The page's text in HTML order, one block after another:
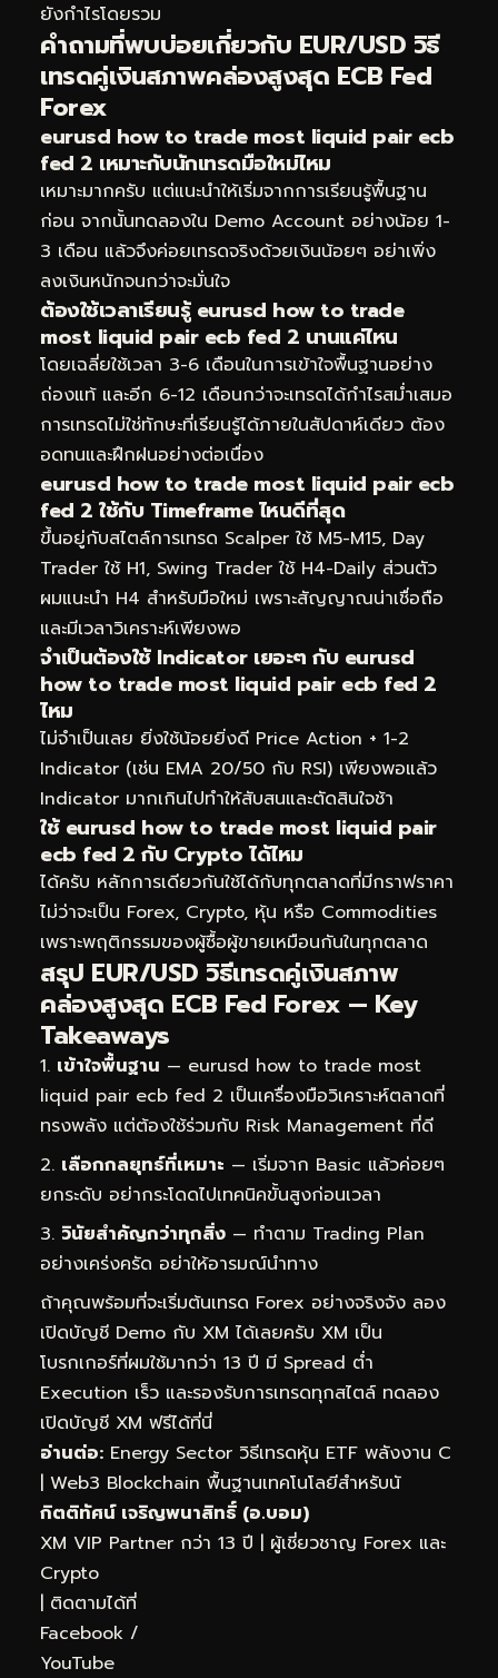
ยังกำไรโดยรวม
คำถามที่พบบ่อยเกี่ยวกับ EUR/USD วิธี
เทรดคู่เงินสภาพคล่องสูงสุด ECB Fed
Forex
eurusd how to trade most liquid pair ecb
fed 2 เหมาะกับนักเทรดมือใหม่ไหม
เหมาะมากครับ แต่แนะนำให้เริ่มจากการเรียนรู้พื้นฐาน
ก่อน จากนั้นทดลองใน Demo Account อย่างน้อย 1-
3 เดือน แล้วจึงค่อยเทรดจริงด้วยเงินน้อยๆ อย่าเพิ่ง
ลงเงินหนักจนกว่าจะมั่นใจ
ต้องใช้เวลาเรียนรู้ eurusd how to trade
most liquid pair ecb fed 2 นานแค่ไหน
โดยเฉลี่ยใช้เวลา 3-6 เดือนในการเข้าใจพื้นฐานอย่าง
ถ่องแท้ และอีก 6-12 เดือนกว่าจะเทรดได้กำไรสม่ำเสมอ
การเทรดไม่ใช่ทักษะที่เรียนรู้ได้ภายในสัปดาห์เดียว ต้อง
อดทนและฝึกฝนอย่างต่อเนื่อง
eurusd how to trade most liquid pair ecb
fed 2 ใช้กับ Timeframe ไหนดีที่สุด
ขึ้นอยู่กับสไตล์การเทรด Scalper ใช้ M5-M15, Day
Trader ใช้ H1, Swing Trader ใช้ H4-Daily ส่วนตัว
ผมแนะนำ H4 สำหรับมือใหม่ เพราะสัญญาณน่าเชื่อถือ
และมีเวลาวิเคราะห์เพียงพอ
จำเป็นต้องใช้ Indicator เยอะๆ กับ eurusd
how to trade most liquid pair ecb fed 2
ไหม
ไม่จำเป็นเลย ยิ่งใช้น้อยยิ่งดี Price Action + 1-2
Indicator (เช่น EMA 20/50 กับ RSI) เพียงพอแล้ว
Indicator มากเกินไปทำให้สับสนและตัดสินใจช้า
ใช้ eurusd how to trade most liquid pair
ecb fed 2 กับ Crypto ได้ไหม
ได้ครับ หลักการเดียวกันใช้ได้กับทุกตลาดที่มีกราฟราคา
ไม่ว่าจะเป็น Forex, Crypto, หุ้น หรือ Commodities
เพราะพฤติกรรมของผู้ซื้อผู้ขายเหมือนกันในทุกตลาด
สรุป EUR/USD วิธีเทรดคู่เงินสภาพ
คล่องสูงสุด ECB Fed Forex — Key
Takeaways
เข้าใจพื้นฐาน — eurusd how to trade most
liquid pair ecb fed 2 เป็นเครื่องมือวิเคราะห์ตลาดที่
ทรงพลัง แต่ต้องใช้ร่วมกับ Risk Management ที่ดี
เลือกกลยุทธ์ที่เหมาะ — เริ่มจาก Basic แล้วค่อยๆ
ยกระดับ อย่ากระโดดไปเทคนิคขั้นสูงก่อนเวลา
วินัยสำคัญกว่าทุกสิ่ง — ทำตาม Trading Plan
อย่างเคร่งครัด อย่าให้อารมณ์นำทาง
ถ้าคุณพร้อมที่จะเริ่มต้นเทรด Forex อย่างจริงจัง ลอง
เปิดบัญชี Demo กับ XM ได้เลยครับ XM เป็น
โบรกเกอร์ที่ผมใช้มากว่า 13 ปี มี Spread ต่ำ
Execution เร็ว และรองรับการเทรดทุกสไตล์ ทดลอง
เปิดบัญชี XM ฟรีได้ที่นี่
อ่านต่อ: Energy Sector วิธีเทรดหุ้น ETF พลังงาน C
Web3 Blockchain พื้นฐานเทคโนโลยีสำหรับนั
กิตติทัศน์ เจริญพนาสิทธิ์ (อ.บอม)
XM VIP Partner กว่า 13 ปี | ผู้เชี่ยวชาญ Forex และ
Crypto
| ติดตามได้ที่
Facebook /
YouTube